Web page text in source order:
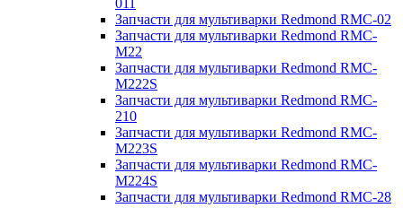
011
Запчасти для мультиварки Redmond RMC-02
Запчасти для мультиварки Redmond RMC-
M22
Запчасти для мультиварки Redmond RMC-
M222S
Запчасти для мультиварки Redmond RMC-
210
Запчасти для мультиварки Redmond RMC-
M223S
Запчасти для мультиварки Redmond RMC-
M224S
Запчасти для мультиварки Redmond RMC-28